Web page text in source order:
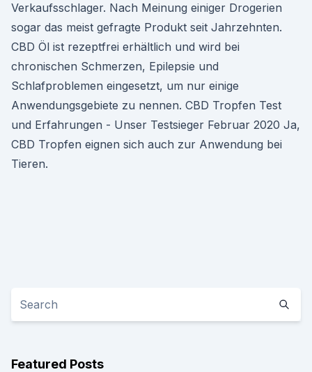
Verkaufsschlager. Nach Meinung einiger Drogerien
sogar das meist gefragte Produkt seit Jahrzehnten.
CBD Öl ist rezeptfrei erhältlich und wird bei
chronischen Schmerzen, Epilepsie und
Schlafproblemen eingesetzt, um nur einige
Anwendungsgebiete zu nennen. CBD Tropfen Test
und Erfahrungen - Unser Testsieger Februar 2020 Ja,
CBD Tropfen eignen sich auch zur Anwendung bei
Tieren.
Featured Posts